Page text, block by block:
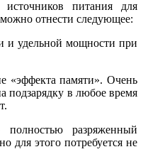
питания для
отнести следующее:
и удельной мощности при
«эффекта памяти». Очень
подзарядку в любое время
разряженный
для этого потребуется не